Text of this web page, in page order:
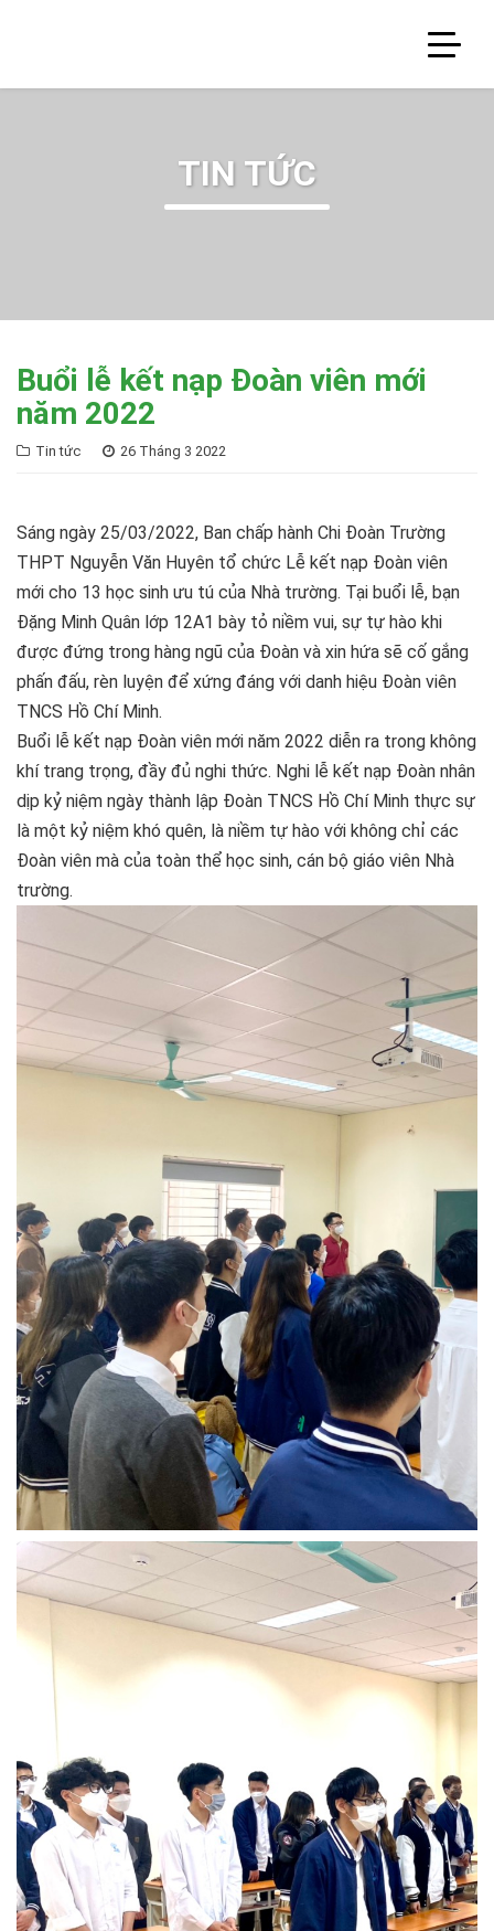
TIN TỨC
Buổi lễ kết nạp Đoàn viên mới
năm 2022
Tin tức 26 Tháng 3 2022
Sáng ngày 25/03/2022, Ban chấp hành Chi Đoàn Trường
THPT Nguyễn Văn Huyên tổ chức Lễ kết nạp Đoàn viên
mới cho 13 học sinh ưu tú của Nhà trường. Tại buổi lễ, bạn
Đặng Minh Quân lớp 12A1 bày tỏ niềm vui, sự tự hào khi
được đứng trong hàng ngũ của Đoàn và xin hứa sẽ cố gắng
phấn đấu, rèn luyện để xứng đáng với danh hiệu Đoàn viên
TNCS Hồ Chí Minh.
Buổi lễ kết nạp Đoàn viên mới năm 2022 diễn ra trong không
khí trang trọng, đầy đủ nghi thức. Nghi lễ kết nạp Đoàn nhân
dịp kỷ niệm ngày thành lập Đoàn TNCS Hồ Chí Minh thực sự
là một kỷ niệm khó quên, là niềm tự hào với không chỉ các
Đoàn viên mà của toàn thể học sinh, cán bộ giáo viên Nhà
trường.